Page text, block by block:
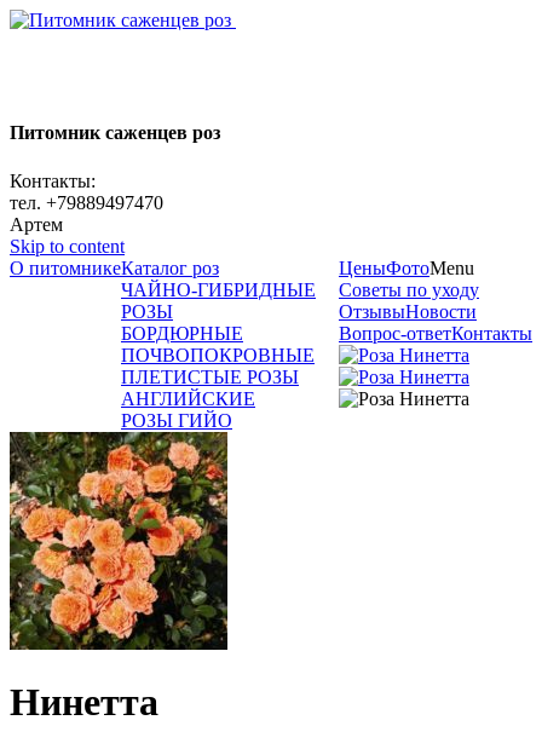
Питомник саженцев роз
Контакты:
тел. +79889497470
Артем
Skip to content
О питомникеКаталог роз
ЧАЙНО-ГИБРИДНЫЕ
РОЗЫ
БОРДЮРНЫЕ
ПОЧВОПОКРОВНЫЕ
ПЛЕТИСТЫЕ РОЗЫ
АНГЛИЙСКИЕ
РОЗЫ ГИЙО
ЦеныФото
Советы по уходу
ОтзывыНовости
Вопрос-ответКонтакты
Menu
Нинетта